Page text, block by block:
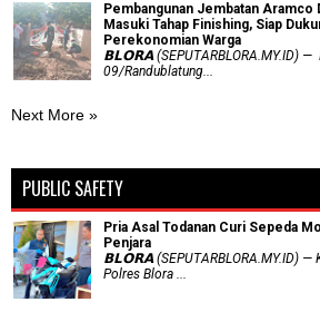
Pembangunan Jembatan Aramco
Masuki Tahap Finishing, Siap
Perekonomian Warga
𝗕𝗟𝗢𝗥𝗔 (SEPUTARBLORA.MY.ID) —
09/Randublatung...
Next More »
PUBLIC SAFETY
Pria Asal Todanan Curi Sepeda
Penjara
𝗕𝗟𝗢𝗥𝗔 (SEPUTARBLORA.MY.ID) —
Polres Blora ...